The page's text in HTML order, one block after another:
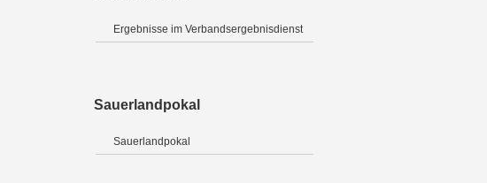
Ergebnisse im Verbandsergebnisdienst
Sauerlandpokal
Sauerlandpokal